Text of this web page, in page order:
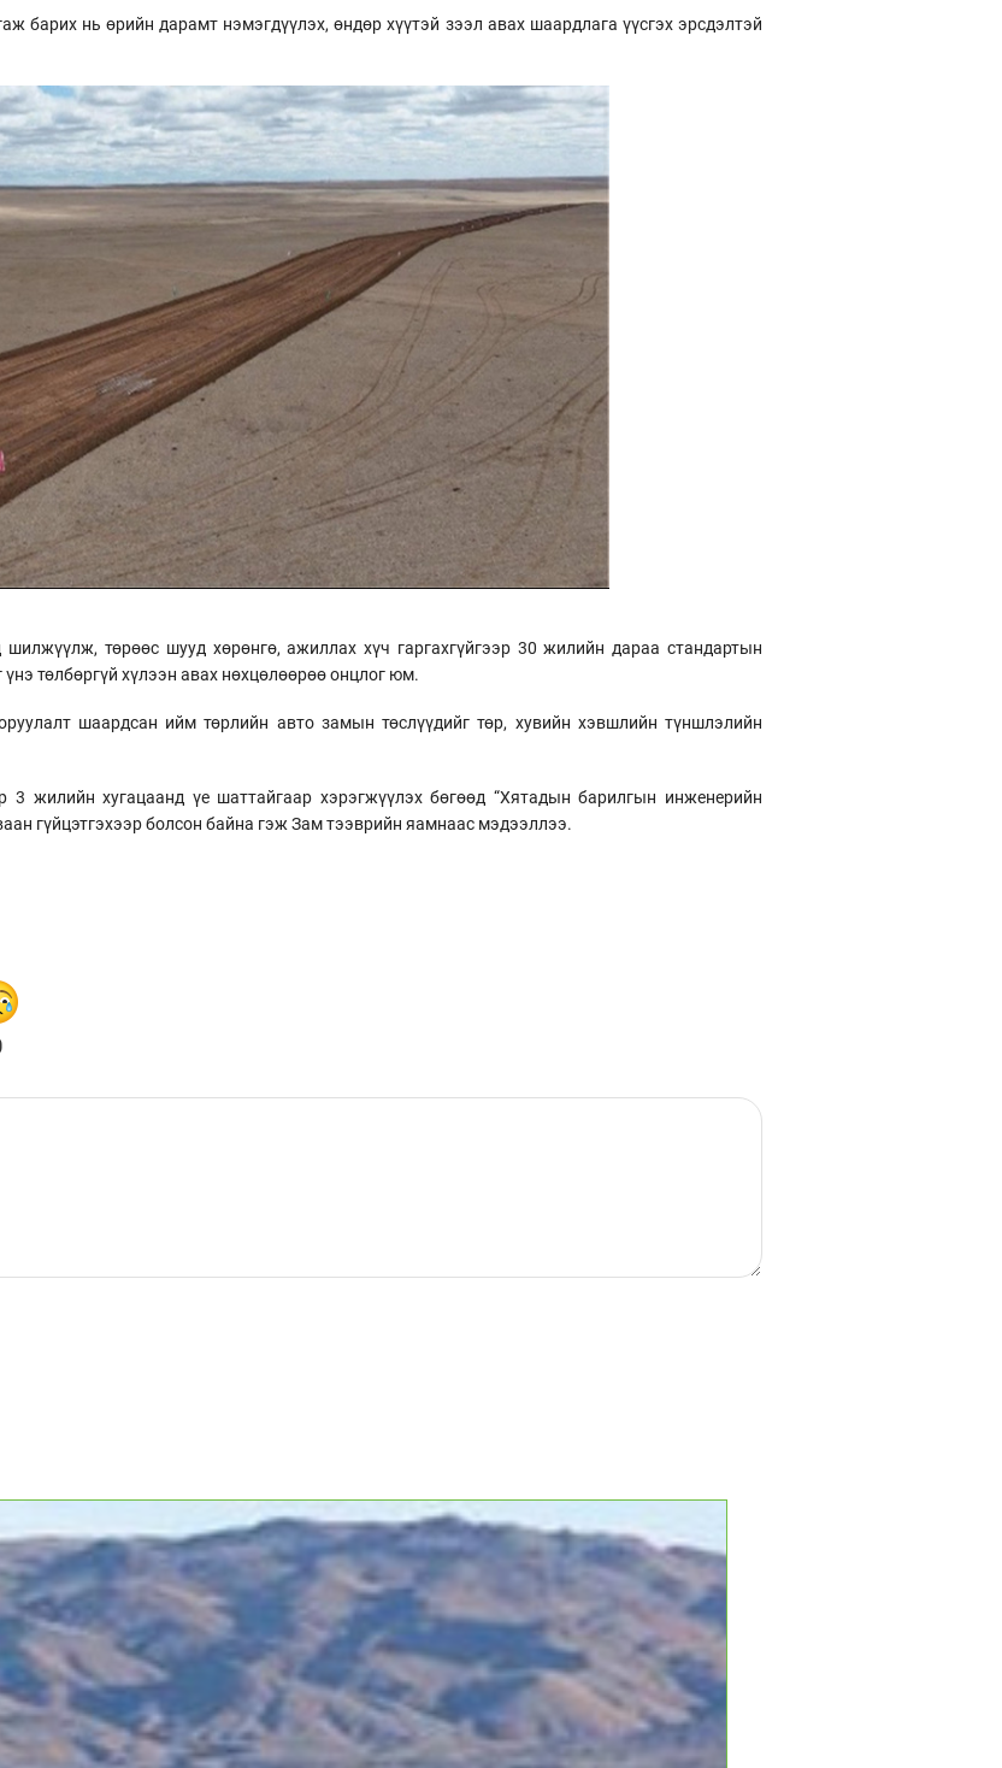
барих нь өрийн дарамт нэмэгдүүлэх, өндөр хүүтэй зээл авах шаардлага үүсгэх эрсдэлтэй
төрөөс шууд хөрөнгө, ажиллах хүч гаргахгүйгээр 30 жилийн дараа стандартын
төлбөргүй хүлээн авах нөхцөлөөрөө онцлог юм.
шаардсан ийм төрлийн авто замын төслүүдийг төр, хувийн хэвшлийн түншлэлийн
жилийн хугацаанд үе шаттайгаар хэрэгжүүлэх бөгөөд “Хятадын барилгын инженерийн
гүйцэтгэхээр болсон байна гэж Зам тээврийн яамнаас мэдээллээ.